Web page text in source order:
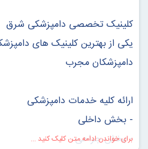
کلینیک تخصصی دامپزشکی شرق
یکی از بهترین کلینیک های
دامپزشکان مجرب
ارائه کلیه خدمات دامپزشکی
- بخش داخلی
- بخش جراحی
برای خواندن ادامه متن کلیک کنید ...